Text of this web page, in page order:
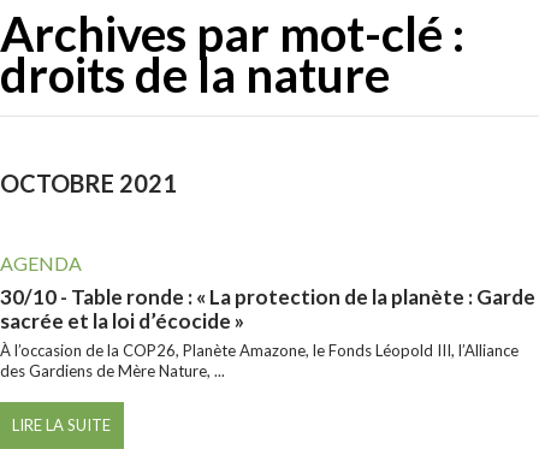
Archives par mot-clé :
droits de la nature
OCTOBRE 2021
AGENDA
30/10- Table ronde : « La protection de la planète : Garde
sacrée et la loi d’écocide »
À l’occasion de la COP26, Planète Amazone, le Fonds Léopold III, l’Alliance
des Gardiens de Mère Nature, ...
LIRE LA SUITE